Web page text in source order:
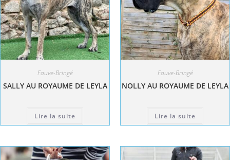
Fauve-Bringé
SALLY AU ROYAUME DE LEYLA
Lire la suite
Fauve-Bringé
NOLLY AU ROYAUME DE LEYLA
Lire la suite